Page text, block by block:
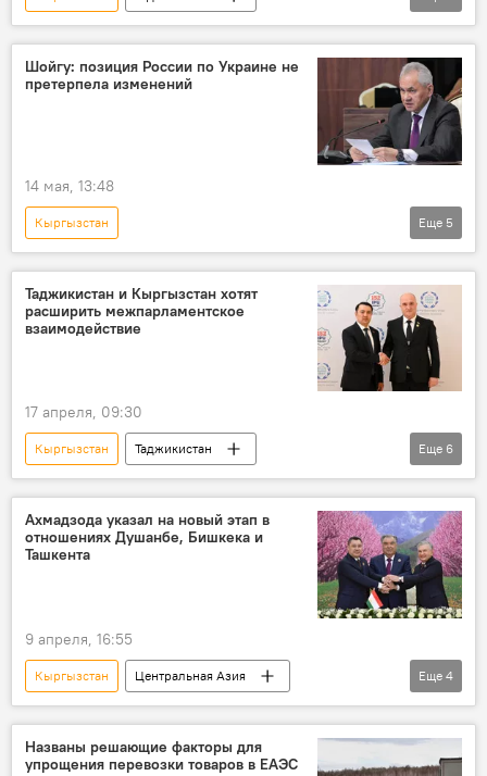
Эмомали Рахмон
Садыр Жапаров
сотрудничество
Центральная Азия
Шойгу: позиция России по Украине не
претерпела изменений
14 мая, 13:48
Кыргызстан
Спецоперация России по защите Донбасса: последние новости
Украина
ШОС
Еще 5
Таджикистан и Кыргызстан хотят
расширить межпарламентское
взаимодействие
17 апреля, 09:30
Кыргызстан
Таджикистан
парламент Таджикистана
парламент
сотрудничество
СНГ
ОБСЕ
Еще 6
Ахмадзода указал на новый этап в
отношениях Душанбе, Бишкека и
Ташкента
9 апреля, 16:55
Кыргызстан
Центральная Азия
Новости Худжанда и Согдийской области
Таджикистан
Узбекистан граница
Еще 4
Названы решающие факторы для
упрощения перевозки товаров в ЕАЭС